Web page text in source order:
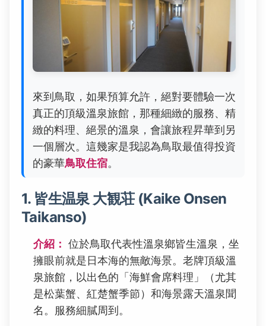
來到鳥取，如果預算允許，絕對要體驗一次
真正的頂級溫泉旅館，那種細緻的服務、精
緻的料理、絕景的溫泉，會讓旅程昇華到另
一個層次。這幾家是我認為鳥取最值得投資
的豪華鳥取住宿。
1. 皆生温泉 大観荘 (Kaike Onsen
Taikanso)
介紹： 位於鳥取代表性溫泉鄉皆生溫泉，坐
擁眼前就是日本海的無敵海景。老牌頂級溫
泉旅館，以出色的「海鮮會席料理」（尤其
是松葉蟹、紅楚蟹季節）和海景露天溫泉聞
名。服務細膩周到。